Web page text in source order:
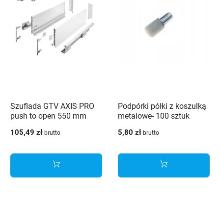
Szuflada GTV AXIS PRO
push to open 550 mm
AXISPRO-P2O-KPL550C1
105,49 zł brutto
Podpórki półki z koszulką
metalowe- 100 sztuk
5,80 zł brutto